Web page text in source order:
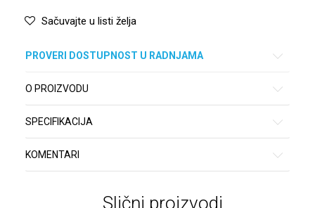
Sačuvajte u listi želja
PROVERI DOSTUPNOST U RADNJAMA
O PROIZVODU
SPECIFIKACIJA
KOMENTARI
Slični proizvodi